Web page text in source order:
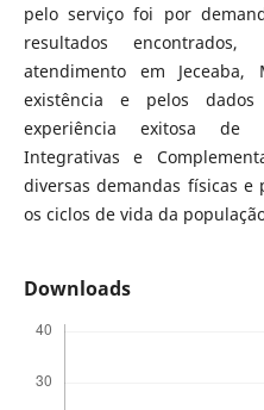
pelo serviço foi por
resultados
atendimento em
existência e pelos dados
experiência exitosa de
Integrativas e
diversas demandas físicas e
os ciclos de vida da
Downloads